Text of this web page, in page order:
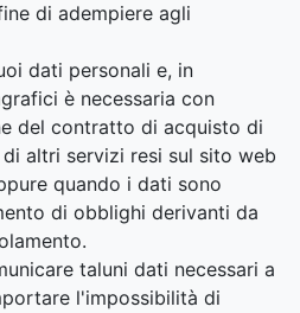
di adempiere agli
dati personali e, in
è necessaria con
del contratto di acquisto di
altri servizi resi sul sito web
quando i dati sono
di obblighi derivanti da
taluni dati necessari a
l'impossibilità di